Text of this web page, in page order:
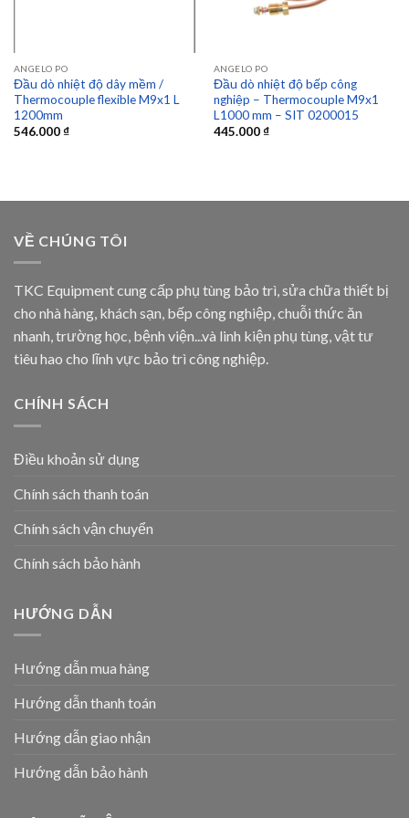
ANGELO PO
Đầu dò nhiệt độ dây mềm /
Thermocouple flexible M9x1 L
1200mm
546.000₫
ANGELO PO
Đầu dò nhiệt độ bếp công
nghiệp – Thermocouple M9x1
L1000 mm – SIT 0200015
445.000₫
VỀ CHÚNG TÔI
TKC Equipment cung cấp phụ tùng bảo trì, sửa chữa thiết bị
cho nhà hàng, khách sạn, bếp công nghiệp, chuỗi thức ăn
nhanh, trường học, bệnh viện...và linh kiện phụ tùng, vật tư
tiêu hao cho lĩnh vực bảo trì công nghiệp.
CHÍNH SÁCH
Điều khoản sử dụng
Chính sách thanh toán
Chính sách vận chuyển
Chính sách bảo hành
HƯỚNG DẪN
Hướng dẫn mua hàng
Hướng dẫn thanh toán
Hướng dẫn giao nhận
Hướng dẫn bảo hành